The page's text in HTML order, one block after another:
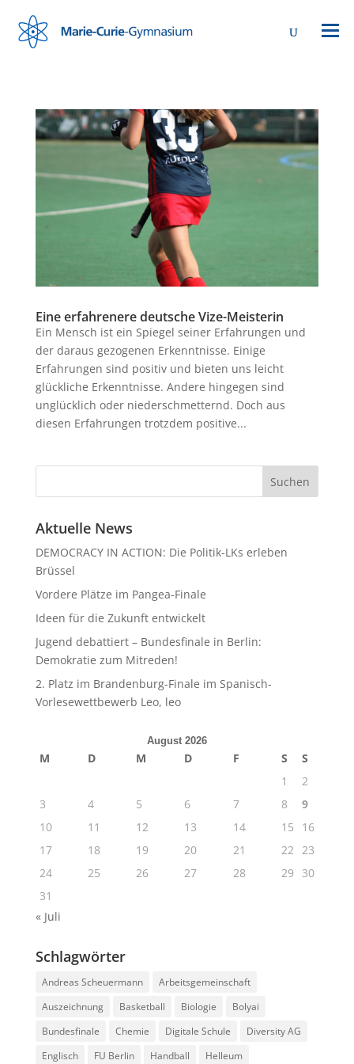
Eine erfahrenere deutsche Vize-Meisterin
Ein Mensch ist ein Spiegel seiner Erfahrungen und
der daraus gezogenen Erkenntnisse. Einige
Erfahrungen sind positiv und bieten uns leicht
glückliche Erkenntnisse. Andere hingegen sind
unglücklich oder niederschmetternd. Doch aus
diesen Erfahrungen trotzdem positive...
Aktuelle News
DEMOCRACY IN ACTION: Die Politik-LKs erleben
Brüssel
Vordere Plätze im Pangea-Finale
Ideen für die Zukunft entwickelt
Jugend debattiert – Bundesfinale in Berlin:
Demokratie zum Mitreden!
2. Platz im Brandenburg-Finale im Spanisch-
Vorlesewettbewerb Leo, leo
August 2026
M D M D F S
S
1
2
3
4 5 6 7 8
9
10
11 12 13 14 15
16
17
18 19 20 21 22 23
24
25 26 27 28 29
30
31
« Juli
Schlagwörter
Andreas Scheuermann
Arbeitsgemeinschaft
Auszeichnung
Basketball Biologie
Bolyai
Bundesfinale
Chemie Digitale Schule
Diversity AG
Englisch
FU Berlin Handball Helleum